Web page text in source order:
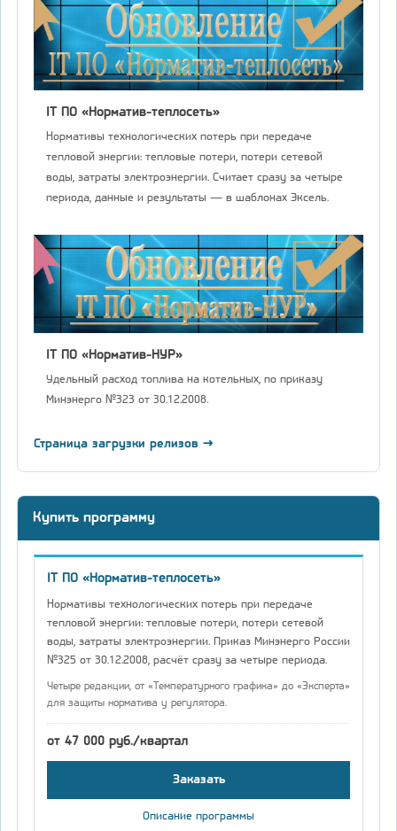
IT ПО «Норматив-теплосеть»
Нормативы технологических потерь при передаче
тепловой энергии: тепловые потери, потери сетевой
воды, затраты электроэнергии. Считает сразу за четыре
периода, данные и результаты — в шаблонах Эксель.
IT ПО «Норматив-НУР»
Удельный расход топлива на котельных, по приказу
Минэнерго №323 от 30.12.2008.
Страница загрузки релизов →
Купить программу
IT ПО «Норматив-теплосеть»
Нормативы технологических потерь при передаче
тепловой энергии: тепловые потери, потери сетевой
воды, затраты электроэнергии. Приказ Минэнерго России
№325 от 30.12.2008, расчёт сразу за четыре периода.
Четыре редакции, от «Температурного графика» до «Эксперта»
для защиты норматива у регулятора.
от 47 000 руб./квартал
Заказать
Описание программы